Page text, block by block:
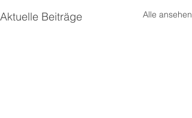
Aktuelle Beiträge Alle ansehen